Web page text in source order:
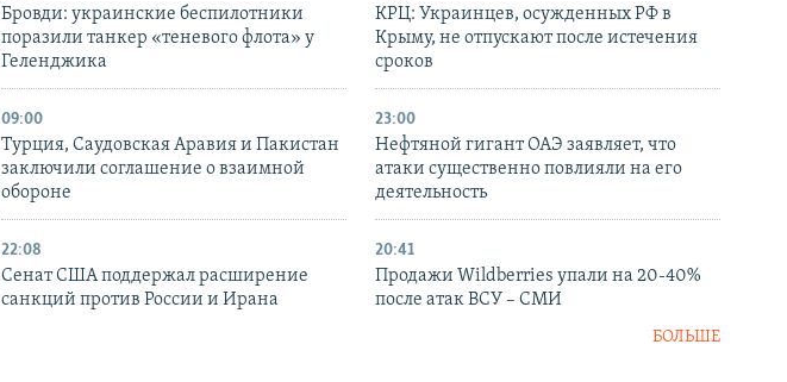
Бровди: украинские беспилотники
поразили танкер «теневого флота» у
Геленджика
КРЦ: Украинцев, осужденных РФ в
Крыму, не отпускают после истечения
сроков
09:00
Турция, Саудовская Аравия и Пакистан
заключили соглашение о взаимной
обороне
23:00
Нефтяной гигант ОАЭ заявляет, что
атаки существенно повлияли на его
деятельность
22:08
Сенат США поддержал расширение
санкций против России и Ирана
20:41
Продажи Wildberries упали на 20-40%
после атак ВСУ – СМИ
БОЛЬШЕ